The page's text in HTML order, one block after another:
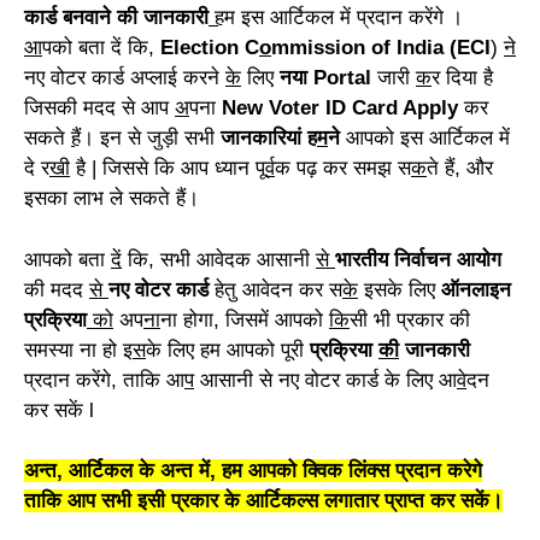
कार्ड बनवाने की जानकारीहम इस आर्टिकल में प्रदान करेंगे ।
आपको बता दें कि, Election Commission of India (ECI )ने
नए वोटर कार्ड अप्लाई करनेके लिएनया Portalजारीकर दिया है
जिसकी मदद से आप अपना New Voter ID Card Applyकर
सकतेहैं। इन से जुड़ी सभीजानकारियां हमनेआपको इस आर्टिकल में
दे रखी है | जिससे कि आप ध्यान पूर्वक पढ़ कर समझ सकते हैं, और
इसका लाभ ले सकते हैं।
आपको बतादें कि, सभी आवेदक आसानीसे भारतीय निर्वाचन आयोग
की मददसेनए वोटर कार्डहेतु आवेदन कर सके इसके लिए ऑनलाइन
प्रक्रियाको अपनाना होगा, जिसमें आपकोकिसी भी प्रकार की
समस्या ना हो इसके लिए हम आपको पूरी प्रक्रियाकीजानकारी
प्रदान करेंगे, ताकि आपआसानी से नए वोटर कार्ड के लिए आवेदन
कर सकें l
अन्त, आर्टिकल के अन्त में, हम आपको क्विक लिंक्स प्रदान करेगे
ताकि आप सभी इसी प्रकार के आर्टिकल्स लगातार प्राप्त कर सकें।